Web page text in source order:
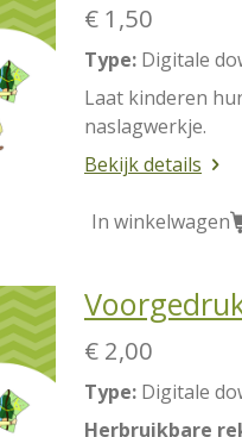
€ 1,50
Type: Digitale
Laat kinderen
naslagwerkje.
Bekijk details
In winkelwagen
€ 2,00
Type: Digitale
Herbruikbare